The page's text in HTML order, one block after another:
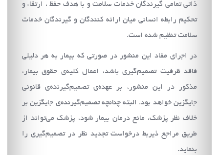
ذاتي تمامي گيرندگان خدمات سلامت و با هدف حفظ ، ارتقاء و
تحكيم رابطه انساني ميان ارائه كنندگان و گيرندگان خدمات
سلامت تنظيم شده است.
در اجراي مفاد اين منشور در صورتي كه بيمار به هر دليلي
فاقد ظرفيت تصميم‌گيري باشد، اعمال كليه‌ي حقوق بيمار،
مذكور در اين منشور، بر عهده‌ي تصميم‌گيرنده‌ي قانوني
جايگزين خواهد بود. البته چنانچه تصميم‌گيرنده‌ي جايگزين بر
خلاف نظر پزشك، مانع درمان بيمار شود، پزشك مي‌تواند از
طريق مراجع ذيربط درخواست تجديد نظر در تصميم‌گيري را
بنمايد.